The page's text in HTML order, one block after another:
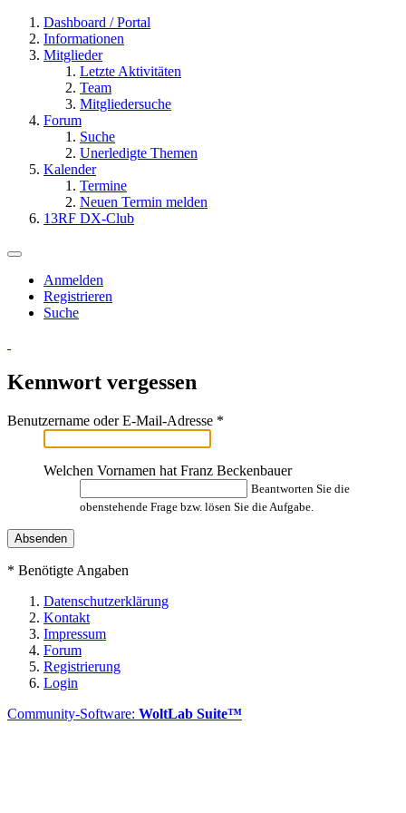
Dashboard / Portal
Informationen
Mitglieder
Letzte Aktivitäten
Team
Mitgliedersuche
Forum
Suche
Unerledigte Themen
Kalender
Termine
Neuen Termin melden
13RF DX-Club
Anmelden
Registrieren
Suche
Kennwort vergessen
Benutzername oder E-Mail-Adresse *
Welchen Vornamen hat Franz Beckenbauer
Beantworten Sie die
obenstehende Frage bzw. lösen Sie die Aufgabe.
* Benötigte Angaben
Datenschutzerklärung
Kontakt
Impressum
Forum
Registrierung
Login
Community-Software: WoltLab Suite™